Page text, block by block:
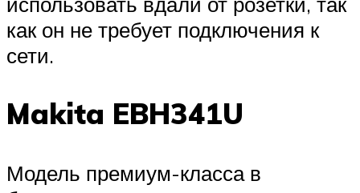
как он не требует подключения к
сети.
Makita EBH341U
Модель премиум-класса в